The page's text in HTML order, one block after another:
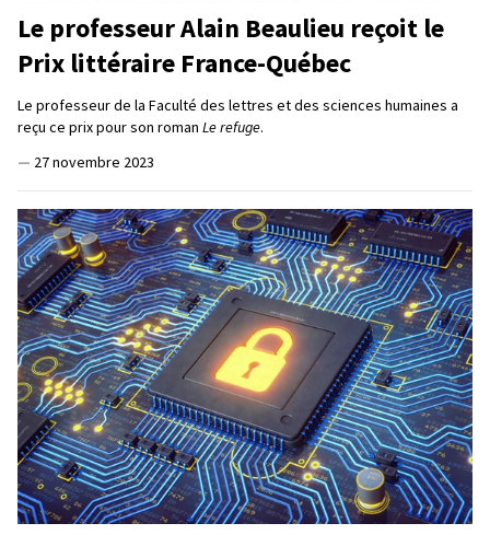
Le professeur Alain Beaulieu reçoit le
Prix littéraire France-Québec
Le professeur de la Faculté des lettres et des sciences humaines a
reçu ce prix pour son roman Le refuge.
— 27 novembre 2023